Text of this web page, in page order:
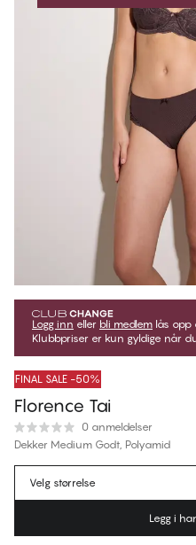
Logg inn eller bli medlem lås opp
Klubbpriser er kun gyldige når
FINAL SALE -50%
Florence Tai
0 anmeldelser
Dekker Medium Godt, Polyamid
kr 379,95Ordinær pris
Velg størrelse
Legg i